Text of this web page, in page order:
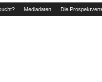
Mediadaten Die